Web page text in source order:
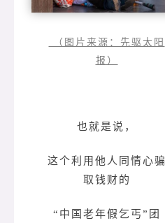
（图片来源：先驱太阳
报）
也就是说，
这个利用他人同情心骗
取钱财的
“中国老年假乞丐”团